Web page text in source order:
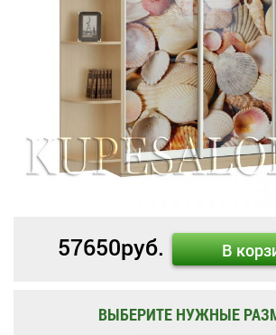
57650руб. В
ВЫБЕРИТЕ НУЖНЫЕ